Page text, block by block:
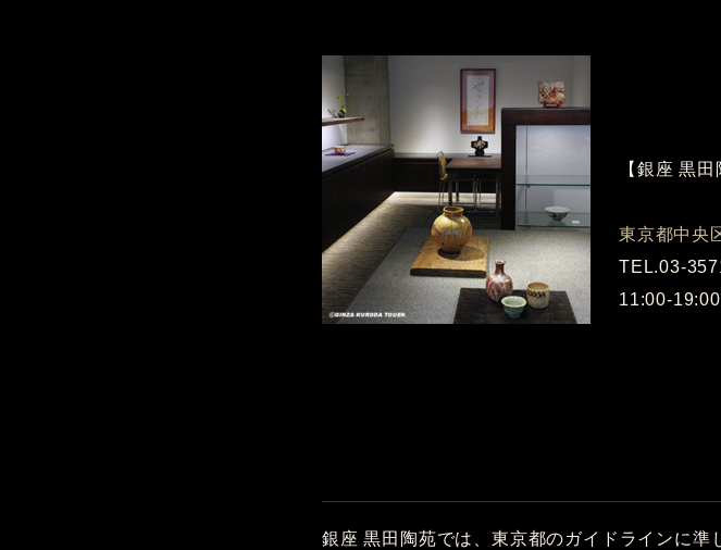
【銀座 黒
東京都中
TEL.03-
11:00-
銀座 黒田陶苑では、東京都のガイドラインに